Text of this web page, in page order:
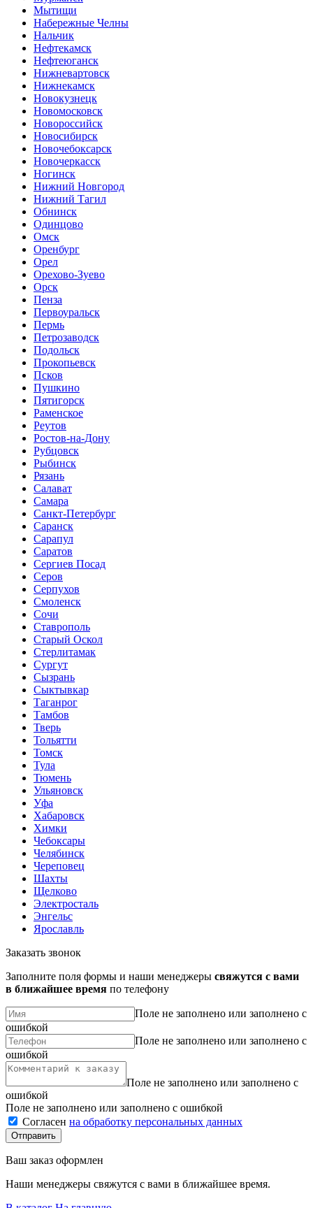
Мытищи
Набережные Челны
Нальчик
Нефтекамск
Нефтеюганск
Нижневартовск
Нижнекамск
Новокузнецк
Новомосковск
Новороссийск
Новосибирск
Новочебоксарск
Новочеркасск
Ногинск
Нижний Новгород
Нижний Тагил
Обнинск
Одинцово
Омск
Оренбург
Орел
Орехово-Зуево
Орск
Пенза
Первоуральск
Пермь
Петрозаводск
Подольск
Прокопьевск
Псков
Пушкино
Пятигорск
Раменское
Реутов
Ростов-на-Дону
Рубцовск
Рыбинск
Рязань
Салават
Самара
Санкт-Петербург
Саранск
Сарапул
Саратов
Сергиев Посад
Серов
Серпухов
Смоленск
Сочи
Ставрополь
Старый Оскол
Стерлитамак
Сургут
Сызрань
Сыктывкар
Таганрог
Тамбов
Тверь
Тольятти
Томск
Тула
Тюмень
Ульяновск
Уфа
Хабаровск
Химки
Чебоксары
Челябинск
Череповец
Шахты
Щелково
Электросталь
Энгельс
Ярославль
Заказать звонок
Заполните поля формы и наши менеджеры свяжутся с вами
в ближайшее время по телефону
Поле не заполнено или заполнено с
ошибкой
Поле не заполнено или заполнено с
ошибкой
Поле не заполнено или заполнено с
ошибкой
Поле не заполнено или заполнено с ошибкой
Согласен на обработку персональных данных
Ваш заказ оформлен
Наши менеджеры свяжутся с вами в ближайшее время.